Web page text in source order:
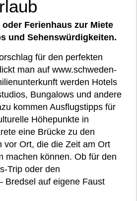
Ferienhaus zur Miete
und Sehenswürdigkeiten.
für den perfekten
man auf www.schweden-
werden Hotels
Bungalows und andere
kommen Ausflugstipps für
Höhepunkte in
eine Brücke zu den
vor Ort, die die Zeit am Ort
machen können. Ob für den
Trip oder den
Bredsel auf eigene Faust